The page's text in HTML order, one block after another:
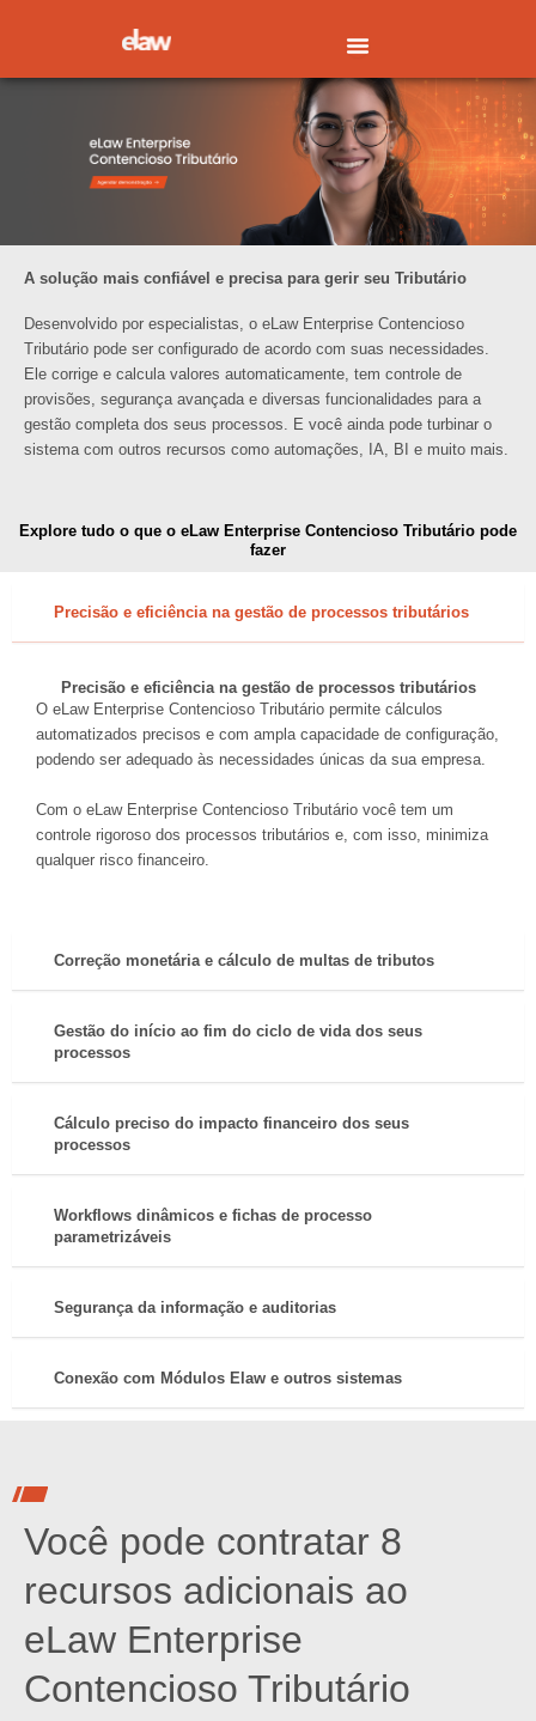
A solução mais confiável e precisa para gerir seu Tributário
Desenvolvido por especialistas, o eLaw Enterprise Contencioso
Tributário pode ser configurado de acordo com suas necessidades.
Ele corrige e calcula valores automaticamente, tem controle de
provisões, segurança avançada e diversas funcionalidades para a
gestão completa dos seus processos. E você ainda pode turbinar o
sistema com outros recursos como automações, IA, BI e muito mais.
Explore tudo o que o eLaw Enterprise Contencioso Tributário pode
fazer
Precisão e eficiência na gestão de processos tributários
Correção monetária e cálculo de multas de tributos
Gestão do início ao fim do ciclo de vida dos seus
processos
Cálculo preciso do impacto financeiro dos seus
processos
Workflows dinâmicos e fichas de processo
parametrizáveis
Segurança da informação e auditorias
Conexão com Módulos Elaw e outros sistemas
Precisão e eficiência na gestão de processos tributários
O eLaw Enterprise Contencioso Tributário permite cálculos
automatizados precisos e com ampla capacidade de configuração,
podendo ser adequado às necessidades únicas da sua empresa.
Com o eLaw Enterprise Contencioso Tributário você tem um
controle rigoroso dos processos tributários e, com isso, minimiza
qualquer risco financeiro.
Você pode contratar 8
recursos adicionais ao
eLaw Enterprise
Contencioso Tributário